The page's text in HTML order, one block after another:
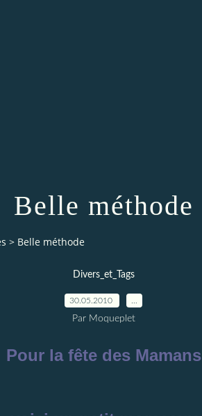
Belle méthode
> Belle méthode
Divers_et_Tags
30.05.2010
Par Moqueplet
Pour la fête des Mamans